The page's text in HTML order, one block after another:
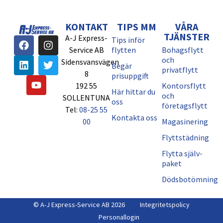
KONTAKT
A-J Express-
Service AB
Sidensvansvägen
8
192 55
SOLLENTUNA
Tel:08-25 55
00
TIPS MM
Tips inför
flytten
Begär
prisuppgift
Här hittar du
oss
Kontakta oss
VÅRA
TJÄNSTER
Bohagsflytt
och
privatflytt
Kontorsflytt
och
företagsflytt
Magasinering
Flyttstädning
Flytta själv-
paket
Dödsbotömning
© A-J Express-Service AB 2026
Integritetspolicy
Personallogin